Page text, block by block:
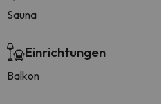
Sauna
Einrichtungen
Balkon